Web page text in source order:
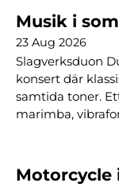
Musik i
23 Aug 2026
Slagverksduon
konsert där
samtida toner.
marimba,
Motorcycle